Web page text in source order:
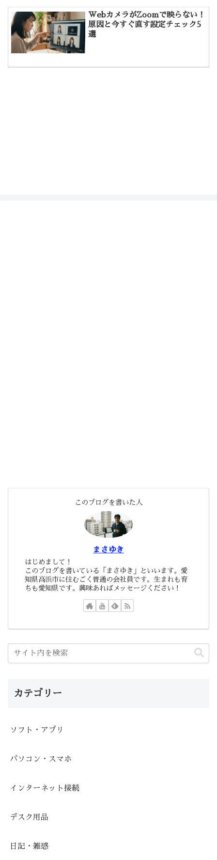
WebカメラがZoomで映らない！
原因と今すぐ直す設定チェック5
選
このブログを書いた人
まさゆき
はじめまして！
このブログを書いている「まさゆき」といいます。愛
知県高浜市に住むごく普通の会社員です。生まれも育
ちも愛知県です。興味あればメッセージください！
カテゴリー
ソフト・アプリ
パソコン・スマホ
インターネット接続
デスク用品
日記・雑感